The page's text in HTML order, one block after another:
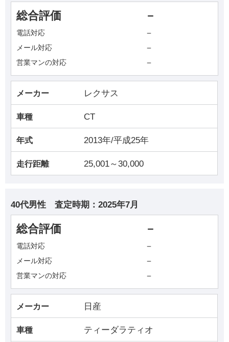
総合評価 －
電話対応 －
メール対応 －
営業マンの対応 －
メーカー レクサス
車種 CT
年式 2013年/平成25年
走行距離 25,001～30,000
40代男性 査定時期： 2025年7月
総合評価 －
電話対応 －
メール対応 －
営業マンの対応 －
メーカー 日産
車種 ティーダラティオ